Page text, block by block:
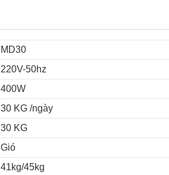
MD30
220V-50hz
400W
30 KG /ngày
30 KG
Gió
41kg/45kg